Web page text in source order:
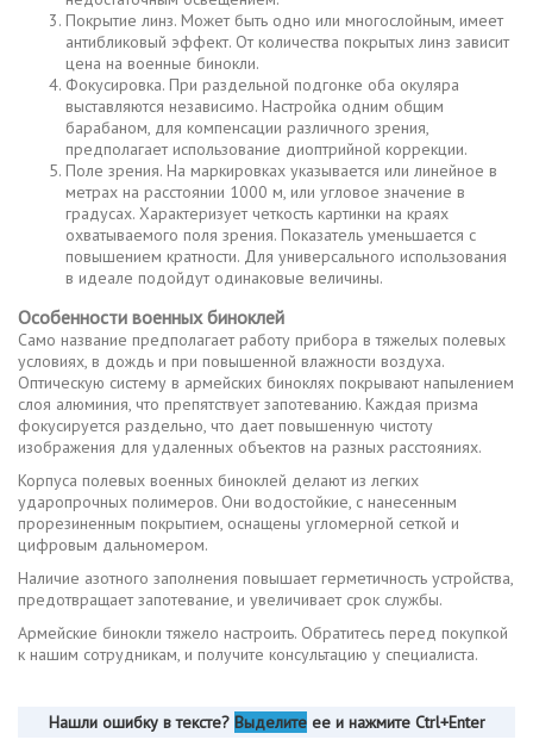
Покрытие линз. Может быть одно или многослойным, имеет
антибликовый эффект. От количества покрытых линз зависит
цена на военные бинокли.
Фокусировка. При раздельной подгонке оба окуляра
выставляются независимо. Настройка одним общим
барабаном, для компенсации различного зрения,
предполагает использование диоптрийной коррекции.
Поле зрения. На маркировках указывается или линейное в
метрах на расстоянии 1000 м, или угловое значение в
градусах. Характеризует четкость картинки на краях
охватываемого поля зрения. Показатель уменьшается с
повышением кратности. Для универсального использования
в идеале подойдут одинаковые величины.
Особенности военных биноклей
Само название предполагает работу прибора в тяжелых полевых
условиях, в дождь и при повышенной влажности воздуха.
Оптическую систему в армейских биноклях покрывают напылением
слоя алюминия, что препятствует запотеванию. Каждая призма
фокусируется раздельно, что дает повышенную чистоту
изображения для удаленных объектов на разных расстояниях.
Корпуса полевых военных биноклей делают из легких
ударопрочных полимеров. Они водостойкие, с нанесенным
прорезиненным покрытием, оснащены угломерной сеткой и
цифровым дальномером.
Наличие азотного заполнения повышает герметичность устройства,
предотвращает запотевание, и увеличивает срок службы.
Армейские бинокли тяжело настроить. Обратитесь перед покупкой
к нашим сотрудникам, и получите консультацию у специалиста.
Нашли ошибку в тексте? Выделитеее и нажмите Ctrl+Enter